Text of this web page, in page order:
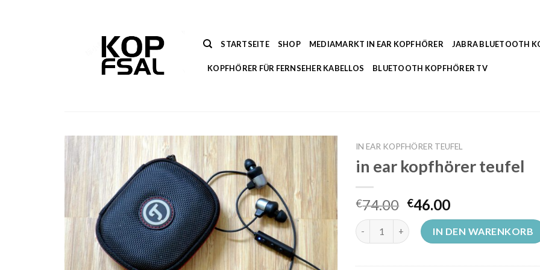
STARTSEITE SHOP MEDIAMARKT IN EAR KOPFHÖRER JABRA BLUETOOTH
KOPFHÖRER FÜR FERNSEHER KABELLOS BLUETOOTH KOPFHÖRER TV
IN EAR KOPFHÖRER TEUFEL
in ear kopfhörer teufel
€74.00 €46.00
in ear kopfhörer teufel MengeIN DEN WARENKORB